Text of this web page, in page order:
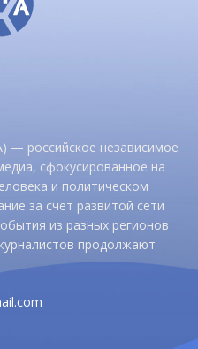
— российское независимое
сфокусированное на
и политическом
за счет развитой сети
из разных регионов
продолжают